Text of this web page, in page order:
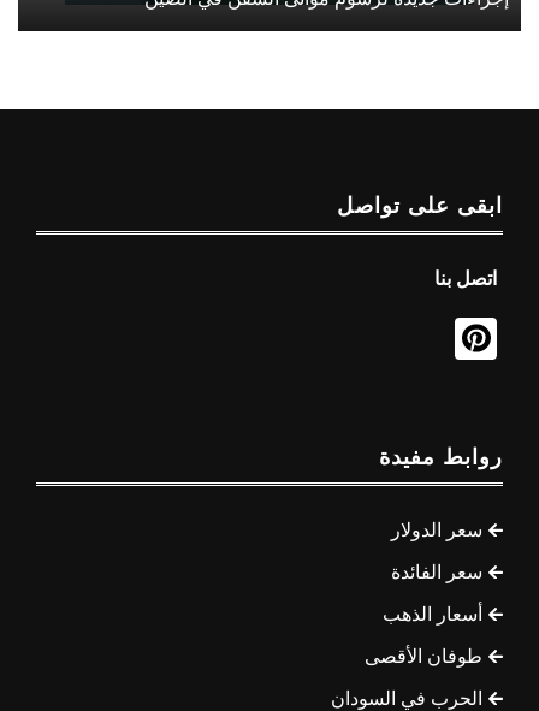
ابقى على تواصل
اتصل بنا
روابط مفيدة
سعر الدولار
سعر الفائدة
أسعار الذهب
طوفان الأقصى
الحرب في السودان